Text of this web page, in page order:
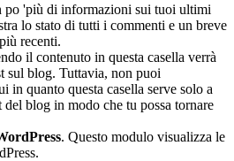
po 'più di informazioni sui tuoi ultimi
lo stato di tutti i commenti e un breve
recenti.
il contenuto in questa casella verrà
sul blog. Tuttavia, non puoi
in quanto questa casella serve solo a
del blog in modo che tu possa tornare
. Questo modulo visualizza le